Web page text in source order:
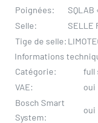
Poignées:
SQLAB
Selle:
SELLE
Tige de selle:
Informations
Catégorie:
full
VAE:
oui
Bosch Smart
System:
oui